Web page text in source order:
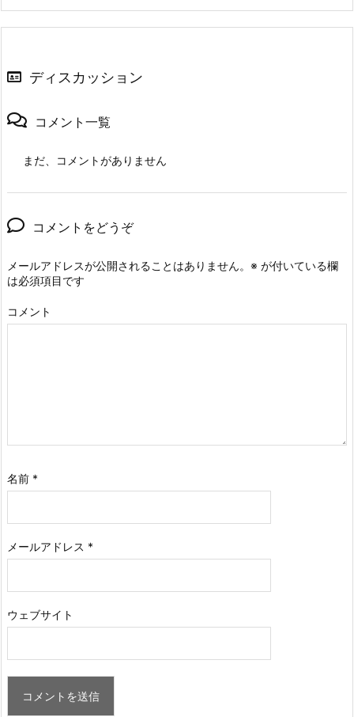
ディスカッション
コメント一覧
まだ、コメントがありません
コメントをどうぞ
メールアドレスが公開されることはありません。 ※ が付いている欄
は必須項目です
コメント
名前 *
メールアドレス *
ウェブサイト